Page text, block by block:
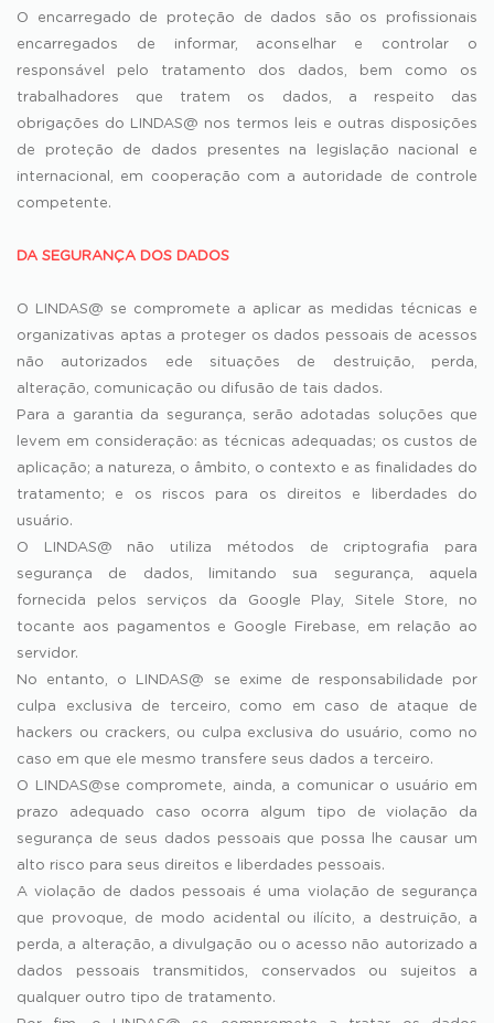
O encarregado de proteção de dados são os profissionais
encarregados de informar, aconselhar e controlar o
responsável pelo tratamento dos dados, bem como os
trabalhadores que tratem os dados, a respeito das
obrigações do LINDAS@ nos termos leis e outras disposições
de proteção de dados presentes na legislação nacional e
internacional, em cooperação com a autoridade de controle
competente.
DA SEGURANÇA DOS DADOS
O LINDAS@ se compromete a aplicar as medidas técnicas e
organizativas aptas a proteger os dados pessoais de acessos
não autorizados ede situações de destruição, perda,
alteração, comunicação ou difusão de tais dados.
Para a garantia da segurança, serão adotadas soluções que
levem em consideração: as técnicas adequadas; os custos de
aplicação; a natureza, o âmbito, o contexto e as finalidades do
tratamento; e os riscos para os direitos e liberdades do
usuário.
O LINDAS@ não utiliza métodos de criptografia para
segurança de dados, limitando sua segurança, aquela
fornecida pelos serviços da Google Play, Sitele Store, no
tocante aos pagamentos e Google Firebase, em relação ao
servidor.
No entanto, o LINDAS@ se exime de responsabilidade por
culpa exclusiva de terceiro, como em caso de ataque de
hackers ou crackers, ou culpa exclusiva do usuário, como no
caso em que ele mesmo transfere seus dados a terceiro.
O LINDAS@se compromete, ainda, a comunicar o usuário em
prazo adequado caso ocorra algum tipo de violação da
segurança de seus dados pessoais que possa lhe causar um
alto risco para seus direitos e liberdades pessoais.
A violação de dados pessoais é uma violação de segurança
que provoque, de modo acidental ou ilícito, a destruição, a
perda, a alteração, a divulgação ou o acesso não autorizado a
dados pessoais transmitidos, conservados ou sujeitos a
qualquer outro tipo de tratamento.